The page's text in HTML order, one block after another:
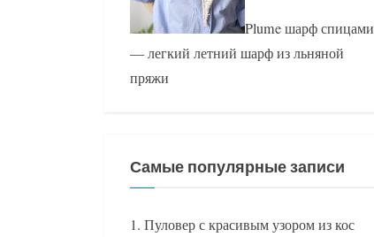
Plume шарф спицами
— легкий летний шарф из льняной
пряжи
Самые популярные записи
Пуловер с красивым узором из кос